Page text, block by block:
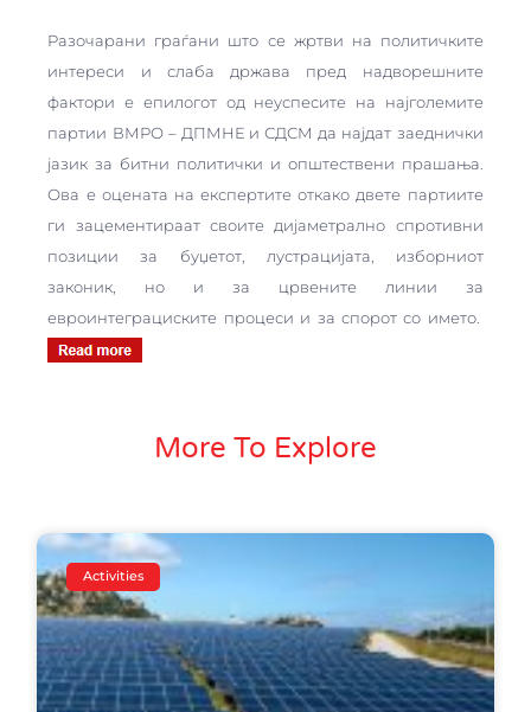
Разочарани граѓани што се жртви на политичките
интереси и слаба држава пред надворешните
фактори е епилогот од неуспесите на најголемите
партии ВМРО – ДПМНЕ и СДСМ да најдат заеднички
јазик за битни политички и општествени прашања.
Ова е оцената на експертите откако двете партиите
ги зацементираат своите дијаметрално спротивни
позиции за буџетот, лустрацијата, изборниот
законик, но и за црвените линии за
евроинтеграциските процеси и за спорот со името.
More To Explore
Activities